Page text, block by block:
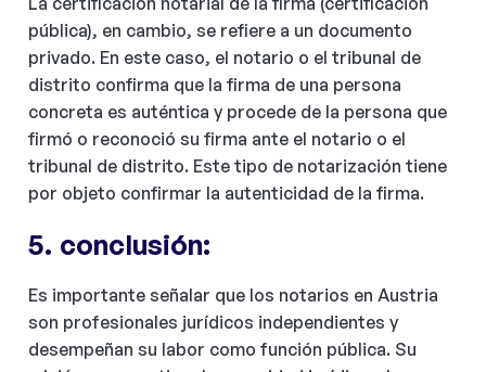
pública), en cambio, se refiere a un documento
privado. En este caso, el notario o el tribunal de
distrito confirma que la firma de una persona
concreta es auténtica y procede de la persona que
firmó o reconoció su firma ante el notario o el
tribunal de distrito. Este tipo de notarización tiene
por objeto confirmar la autenticidad de la firma.
5. conclusión:
Es importante señalar que los notarios en Austria
son profesionales jurídicos independientes y
desempeñan su labor como función pública. Su